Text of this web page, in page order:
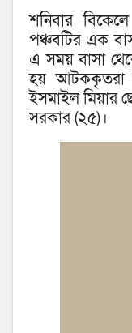
শনিবার
পঞ্চবটির এক
এ সময় বাসা
হয় আটককৃতরা
ইসমাইল মিয়ার
সরকার (২৫)।